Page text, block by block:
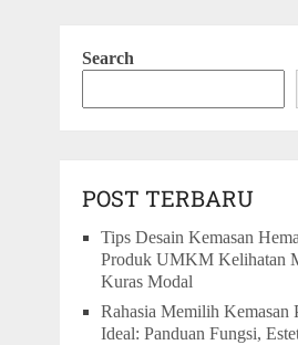
Search
POST TERBARU
Tips Desain Kemasan
Produk UMKM Kelihatan
Kuras Modal
Rahasia Memilih Kemasan
Ideal: Panduan Fungsi,